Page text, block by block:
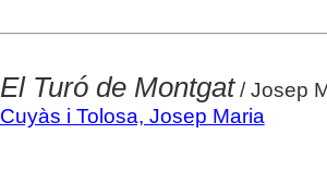
El Turó de Montgat/ Josep
Cuyàs i Tolosa, Josep Maria